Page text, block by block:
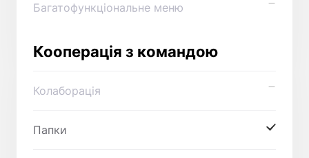
Багатофункціональне меню
Кооперація з командою
Колаборація
Папки